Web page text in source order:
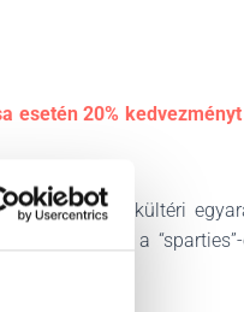
esetén 20%
(beltéri és kültéri
estéken a